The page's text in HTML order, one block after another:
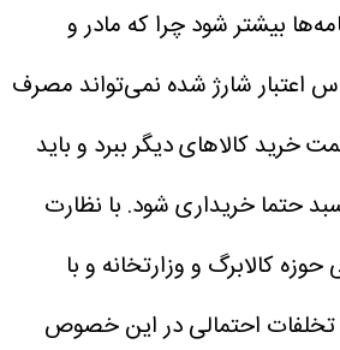
بیشتر شود چرا که مادر و
اعتبار شارژ شده نمی‌تواند مصرف
خرید کالاهای دیگر ببرد و باید
حتما خریداری شود. با نظارت
کالابرگ و وزارتخانه و با
تخلفات احتمالی در این خصوص